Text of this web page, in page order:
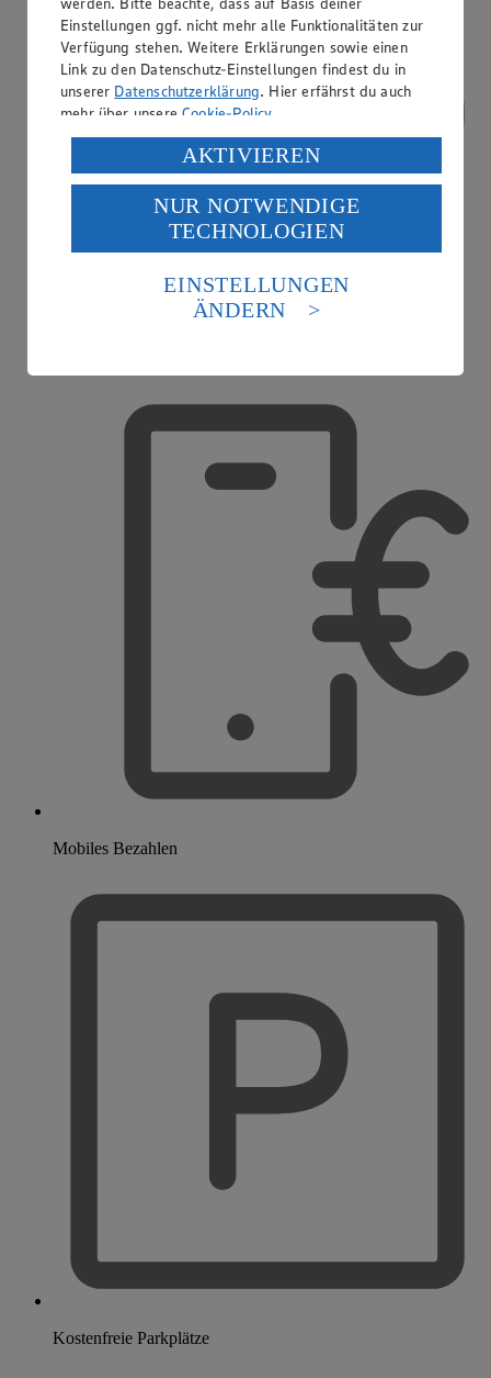
Mobiles Bezahlen
Kostenfreie Parkplätze
Einstellungen ggf. nicht mehr alle Funktionalitäten zur
Verfügung stehen. Weitere Erklärungen sowie einen
Link zu den Datenschutz-Einstellungen findest du in
unserer Datenschutzerklärung. Hier erfährst du auch
mehr über unsereCookie-Policy.
Verarbeitung deiner personenbezogenen Daten in den
USA durch Facebook und YouTube:
Wenn du auf „Aktivieren“ klickst, willigst du im Sinne
des Art. 49 Abs. 1 Satz 1 lit. a) DSGVO ein, dass deine
Daten in den USA verarbeitet werden. Der EuGH sieht
die USA als Land mit einem nach europäischen
Standards nicht angemessenen Datenschutzniveau an.
Es besteht das Risiko eines Zugriffs durch US-
Informationen zum Herausgeber der Seite findest du
Impressum
AKTIVIEREN
NUR NOTWENDIGE
TECHNOLOGIEN
EINSTELLUNGEN
ÄNDERN